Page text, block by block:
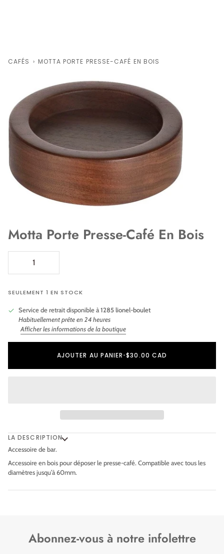
CAFÉS › MOTTA PORTE PRESSE-CAFÉ EN BOIS
Motta Porte Presse-Café En Bois
SEULEMENT 1 EN STOCK
Service de retrait disponible à1285 lionel-boulet
Habituellement prête en 24 heures
Afficher les informations de la boutique
AJOUTER AU PANIER•$30.00 CAD
LA DESCRIPTION
Accessoire de bar.
Accessoire en bois pour déposer le presse-café. Compatible avec tous les
diamètres jusqu’à 60mm.
Abonnez-vous à notre infolettre